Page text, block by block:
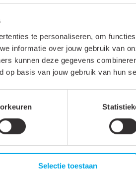
te personaliseren, om
informatie over jouw gebruik van
kunnen deze gegevens
op basis van jouw gebruik van hun
Selectie toestaan
Krimpkous met lijm
Dikwandig
Rood